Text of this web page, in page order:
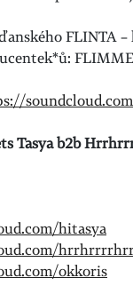
FLINTA
Tasya b2b
hitasya
okkoris